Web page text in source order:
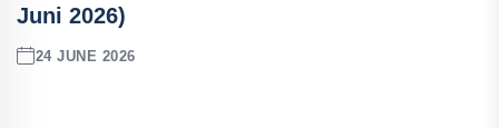
Juni 2026)
24 JUNE 2026